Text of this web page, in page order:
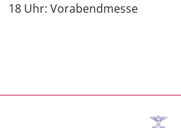
18 Uhr: Vorabendmesse